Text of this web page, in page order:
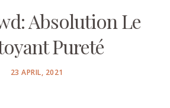
Absolution Le
Pureté
POSTED
23 APRIL, 2021